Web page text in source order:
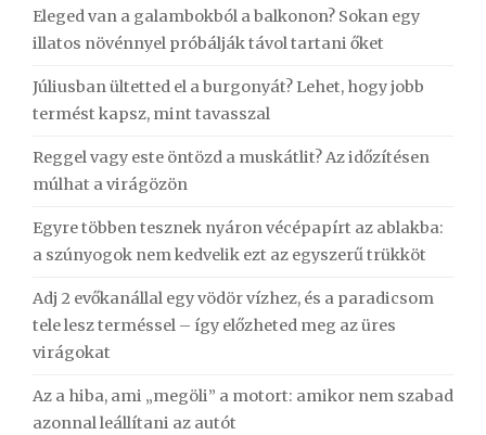
Eleged van a galambokból a balkonon? Sokan egy
illatos növénnyel próbálják távol tartani őket
Júliusban ültetted el a burgonyát? Lehet, hogy jobb
termést kapsz, mint tavasszal
Reggel vagy este öntözd a muskátlit? Az időzítésen
múlhat a virágözön
Egyre többen tesznek nyáron vécépapírt az ablakba:
a szúnyogok nem kedvelik ezt az egyszerű trükköt
Adj 2 evőkanállal egy vödör vízhez, és a paradicsom
tele lesz terméssel – így előzheted meg az üres
virágokat
Az a hiba, ami „megöli” a motort: amikor nem szabad
azonnal leállítani az autót